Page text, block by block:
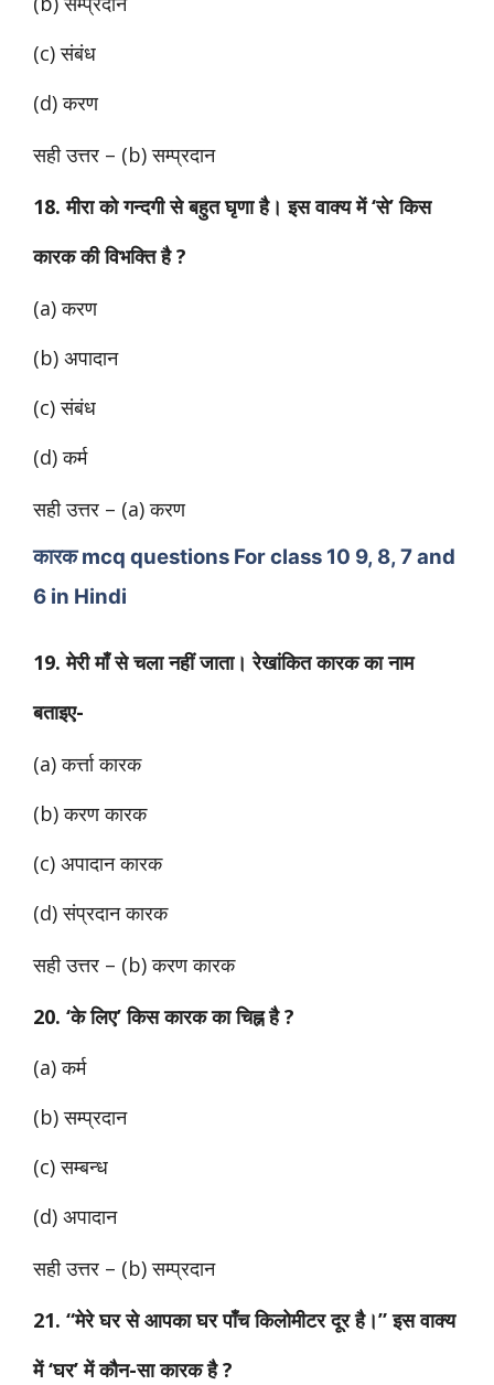
(c) संबंध
(d) करण
सही उत्तर – (b) सम्प्रदान
18. मीरा को गन्दगी से बहुत घृणा है। इस वाक्य में ‘से’ किस
कारक की विभक्ति है ?
(a) करण
(b) अपादान
(c) संबंध
(d) कर्म
सही उत्तर – (a) करण
कारक mcq questions For class 10 9, 8, 7 and
6 in Hindi
19. मेरी माँ से चला नहीं जाता। रेखांकित कारक का नाम
बताइए-
(a) कर्त्ता कारक
(b) करण कारक
(c) अपादान कारक
(d) संप्रदान कारक
सही उत्तर – (b) करण कारक
20. ‘के लिए’ किस कारक का चिह्न है ?
(a) कर्म
(b) सम्प्रदान
(c) सम्बन्ध
(d) अपादान
सही उत्तर – (b) सम्प्रदान
21. “मेरे घर से आपका घर पाँच किलोमीटर दूर है।” इस वाक्य
में ‘घर’ में कौन-सा कारक है ?